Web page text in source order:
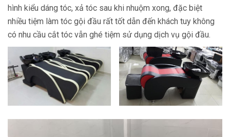
hình kiểu dáng tóc, xả tóc sau khi nhuộm xong, đặc biệt
nhiều tiệm làm tóc gội đầu rất tốt dẫn đến khách tuy không
có nhu cầu cắt tóc vẫn ghé tiệm sử dụng dịch vụ gội đầu.